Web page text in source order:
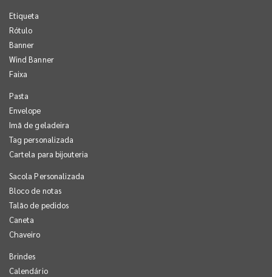
Etiqueta
Rótulo
Banner
Wind Banner
Faixa
Pasta
Envelope
Imã de geladeira
Tag personalizada
Cartela para bijouteria
Sacola Personalizada
Bloco de notas
Talão de pedidos
Caneta
Chaveiro
Brindes
Calendário